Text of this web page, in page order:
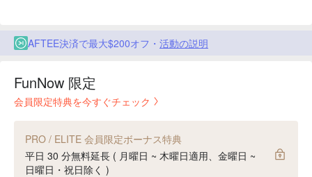
AFTEE決済で最大$200オフ・ 活動の説明
FunNow 限定
会員限定特典を今すぐチェック
PRO / ELITE 会員限定ボーナス特典
平日 30 分無料延長 ( 月曜日 ~ 木曜日適用、金曜日 ~
日曜日・祝日除く )